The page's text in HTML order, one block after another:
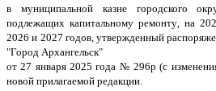
в муниципальнойказне городского
подлежащих капитальному ремонту, на 20
2026 и 2027 годов, утвержденный
"Город Архангельск"
от 27 января 2025 года № 296р (с
новой прилагаемой редакции.